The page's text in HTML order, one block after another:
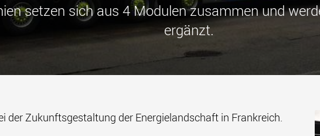
setzen sich aus 4 Modulen zusammen und
ergänzt.
der Zukunftsgestaltung der Energielandschaft in Frankreich.